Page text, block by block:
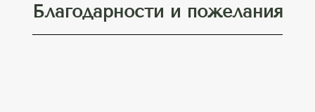
Благодарности и пожелания